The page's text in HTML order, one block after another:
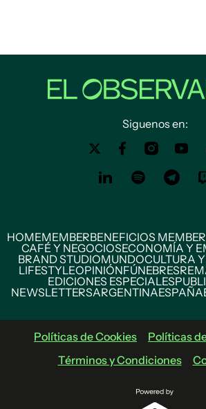
Siguenos en:
HOMEMEMBERBENEFICIOS MEMBER
CAFÉ Y NEGOCIOSECONOMÍA Y
BRAND STUDIOMUNDOCULTURA
LIFESTYLEOPINIÓNFÚNEBRES
EDICIONES ESPECIALES
NEWSLETTERSARGENTINAESPAÑA
Políticas de Cookies
Políticas
Términos y Condiciones